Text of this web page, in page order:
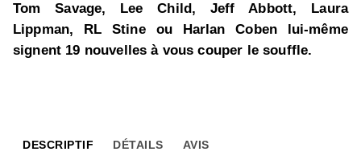
Tom Savage, Lee Child, Jeff Abbott, Laura
Lippman, RL Stine ou Harlan Coben lui-même
signent 19 nouvelles à vous couper le souffle.
DESCRIPTIF DÉTAILS AVIS